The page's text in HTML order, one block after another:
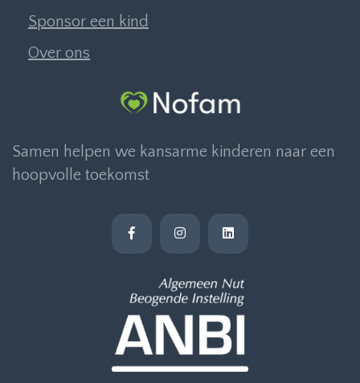
Sponsor een kind
Over ons
Samen helpen we kansarme kinderen naar een
hoopvolle toekomst